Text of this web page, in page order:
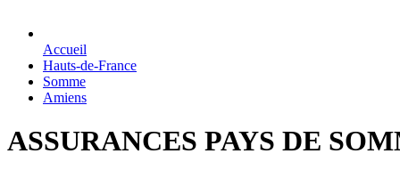
Accueil
Hauts-de-France
Somme
Amiens
ASSURANCES PAYS DE